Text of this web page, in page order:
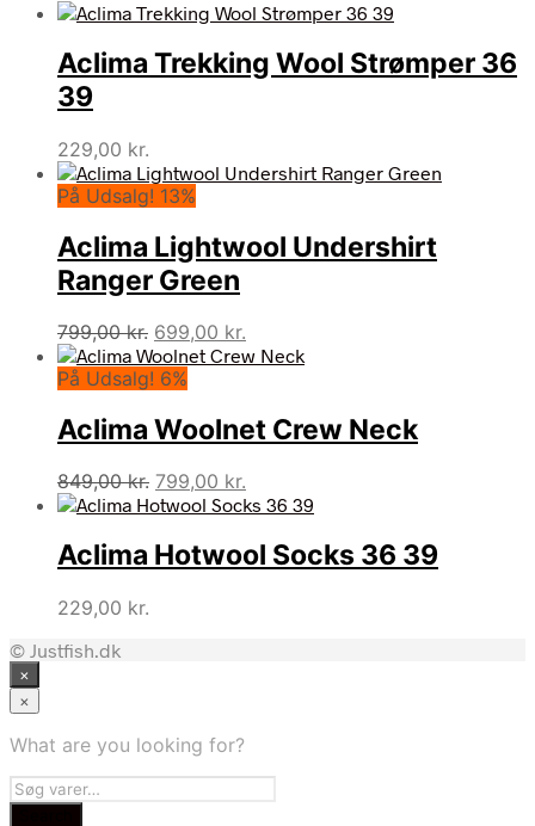
Aclima Trekking Wool Strømper 36
39
229,00 kr.
På Udsalg! 13%
Aclima Lightwool Undershirt
Ranger Green
799,00kr. Den
oprindelige
pris
799,00 kr..
699,00 kr.
aktuelle
699,00 kr..
På Udsalg! 6%
Aclima Woolnet Crew Neck
849,00kr. Den
oprindelige
var:
849,00 kr..
799,00 kr.
aktuelle
er:
799,00 kr..
Aclima Hotwool Socks 36 39
229,00 kr.
© Justfish.dk
×
×
What are you looking for?